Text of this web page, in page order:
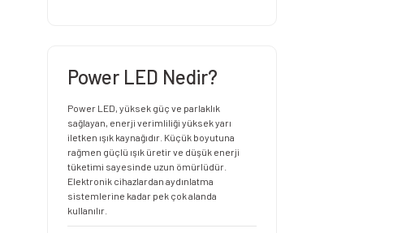
Power LED Nedir?
Power LED, yüksek güç ve parlaklık
sağlayan, enerji verimliliği yüksek yarı
iletken ışık kaynağıdır. Küçük boyutuna
rağmen güçlü ışık üretir ve düşük enerji
tüketimi sayesinde uzun ömürlüdür.
Elektronik cihazlardan aydınlatma
sistemlerine kadar pek çok alanda
kullanılır.